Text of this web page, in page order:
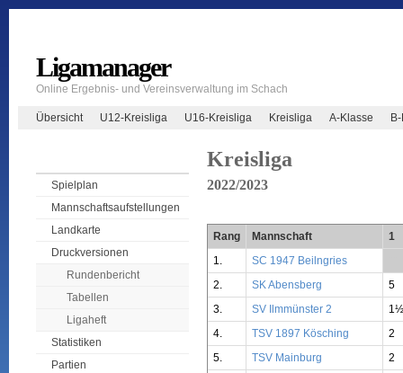
Ligamanager
Online Ergebnis- und Vereinsverwaltung im Schach
Übersicht U12-Kreisliga U16-Kreisliga Kreisliga A-Klasse
Spielplan
Mannschaftsaufstellungen
Landkarte
Druckversionen
Rundenbericht
Tabellen
Ligaheft
Statistiken
Partien
Kreisliga
2022/2023
Rang Mannschaft
1
1.
SC 1947 Beilngries
2.
SK Abensberg
5
3.
SV Ilmmünster 2
1½
4.
TSV 1897 Kösching
2
5.
TSV Mainburg
2